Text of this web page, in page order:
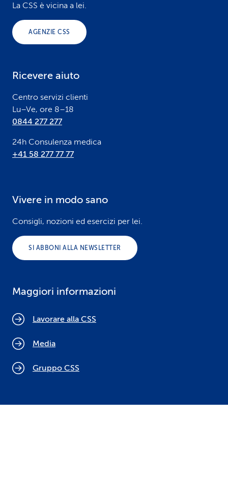
La CSS è vicina a lei.
AGENZIE CSS
Ricevere aiuto
Centro servizi clienti
Lu–Ve, ore 8–18
0844 277 277
24h Consulenza medica
+41 58 277 77 77
Vivere in modo sano
Consigli, nozioni ed esercizi per lei.
SI ABBONI ALLA NEWSLETTER
Maggiori informazioni
Lavorare alla CSS
Media
Gruppo CSS